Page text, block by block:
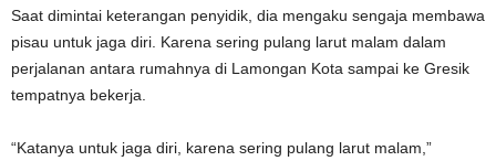
Saat dimintai keterangan penyidik, dia mengaku sengaja membawa
pisau untuk jaga diri. Karena sering pulang larut malam dalam
perjalanan antara rumahnya di Lamongan Kota sampai ke Gresik
tempatnya bekerja.
“Katanya untuk jaga diri, karena sering pulang larut malam,”